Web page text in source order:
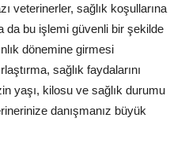
veterinerler, sağlık koşullarına
da bu işlemi güvenli bir şekilde
dönemine girmesi
sağlık faydalarını
yaşı, kilosu ve sağlık durumu
danışmanız büyük